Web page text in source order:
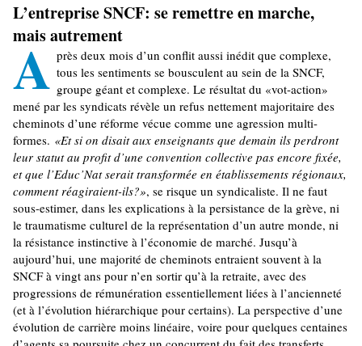
L’entreprise SNCF: se remettre en marche,
mais autrement
A près deux mois d’un conflit aussi inédit que complexe,
tous les sentiments se bousculent au sein de la SNCF,
groupe géant et complexe. Le résultat du «vot-action»
mené par les syndicats révèle un refus nettement majoritaire des
cheminots d’une réforme vécue comme une agression multi-
formes. «Et si on disait aux enseignants que demain ils perdront
leur statut au profit d’une convention collective pas encore fixée,
et que l’Educ’Nat serait transformée en établissements régionaux,
comment réagiraient-ils?», se risque un syndicaliste. Il ne faut
sous-estimer, dans les explications à la persistance de la grève, ni
le traumatisme culturel de la représentation d’un autre monde, ni
la résistance instinctive à l’économie de marché. Jusqu’à
aujourd’hui, une majorité de cheminots entraient souvent à la
SNCF à vingt ans pour n’en sortir qu’à la retraite, avec des
progressions de rémunération essentiellement liées à l’ancienneté
(et à l’évolution hiérarchique pour certains). La perspective d’une
évolution de carrière moins linéaire, voire pour quelques centaines